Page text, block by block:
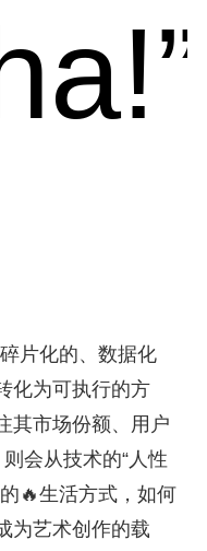
片化的、数据化
化为可执行的方
其市场份额、用户
会从技术的“人性
🔥生活方式，如何
为艺术创作的载